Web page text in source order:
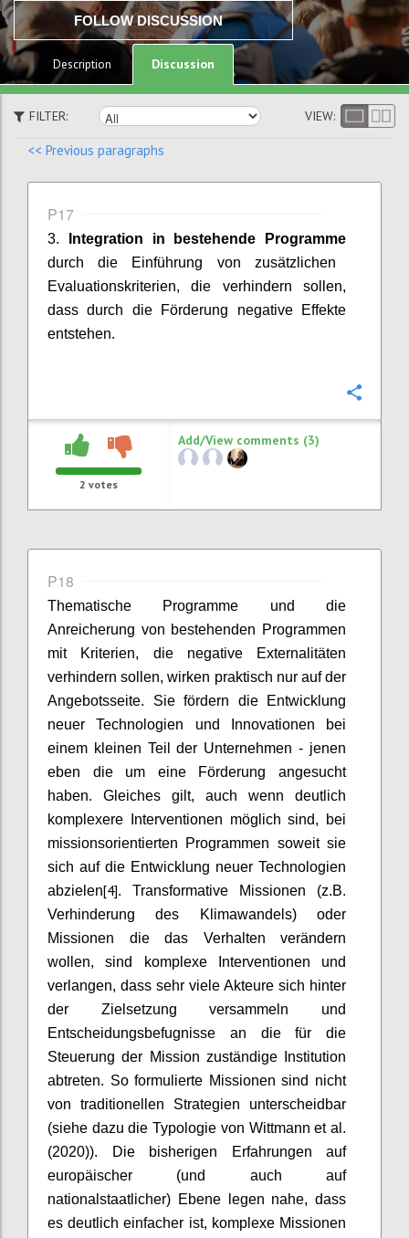
FOLLOW DISCUSSION
Description Discussion
FILTER: VIEW:
<< Previous paragraphs
P17
3. Integration in bestehende Programme
durch die Einführung von zusätzlichen
Evaluationskriterien, die verhindern sollen,
dass durch die Förderung negative Effekte
entstehen.
2 votes
Add/View comments (3)
P18
Thematische Programme und die
Anreicherung von bestehenden Programmen
mit Kriterien, die negative Externalitäten
verhindern sollen, wirken praktisch nur auf der
Angebotsseite. Sie fördern die Entwicklung
neuer Technologien und Innovationen bei
einem kleinen Teil der Unternehmen - jenen
eben die um eine Förderung angesucht
haben. Gleiches gilt, auch wenn deutlich
komplexere Interventionen möglich sind, bei
missionsorientierten Programmen soweit sie
sich auf die Entwicklung neuer Technologien
abzielen[4]. Transformative Missionen (z.B.
Verhinderung des Klimawandels) oder
Missionen die das Verhalten verändern
wollen, sind komplexe Interventionen und
verlangen, dass sehr viele Akteure sich hinter
der Zielsetzung versammeln und
Entscheidungsbefugnisse an die für die
Steuerung der Mission zuständige Institution
abtreten. So formulierte Missionen sind nicht
von traditionellen Strategien unterscheidbar
(siehe dazu die Typologie von Wittmann et al.
(2020)). Die bisherigen Erfahrungen auf
europäischer (und auch auf
nationalstaatlicher) Ebene legen nahe, dass
es deutlich einfacher ist, komplexe Missionen